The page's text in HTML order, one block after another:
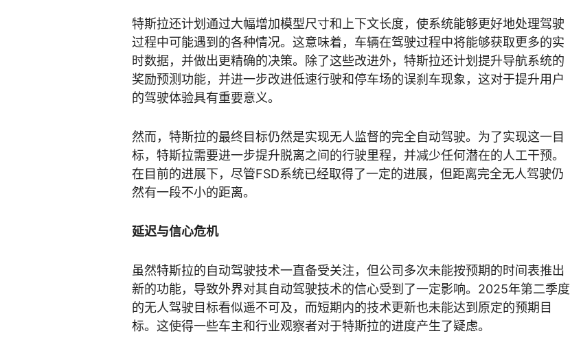
特斯拉还计划通过大幅增加模型尺寸和上下文长度，使系统能够更好地处理驾驶
过程中可能遇到的各种情况。这意味着，车辆在驾驶过程中将能够获取更多的实
时数据，并做出更精确的决策。除了这些改进外，特斯拉还计划提升导航系统的
奖励预测功能，并进一步改进低速行驶和停车场的误刹车现象，这对于提升用户
的驾驶体验具有重要意义。
然而，特斯拉的最终目标仍然是实现无人监督的完全自动驾驶。为了实现这一目
标，特斯拉需要进一步提升脱离之间的行驶里程，并减少任何潜在的人工干预。
在目前的进展下，尽管FSD系统已经取得了一定的进展，但距离完全无人驾驶仍
然有一段不小的距离。
延迟与信心危机
虽然特斯拉的自动驾驶技术一直备受关注，但公司多次未能按预期的时间表推出
新的功能，导致外界对其自动驾驶技术的信心受到了一定影响。2025年第二季度
的无人驾驶目标看似遥不可及，而短期内的技术更新也未能达到原定的预期目
标。这使得一些车主和行业观察者对于特斯拉的进度产生了疑虑。